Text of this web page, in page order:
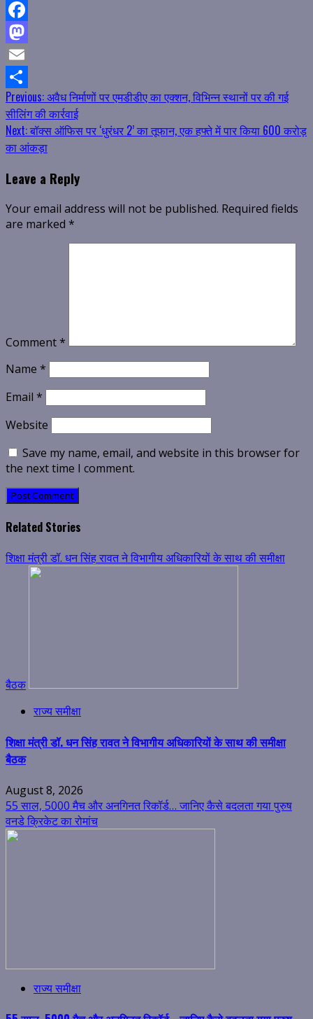
Facebook
Mastodon
Email
Share
Continue
Reading
Previous:अवैध निर्माणों पर एमडीडीए का एक्शन, विभिन्न स्थानों पर की गई
सीलिंग की कार्रवाई
Next:बॉक्स ऑफिस पर ‘धुरंधर 2’ का तूफान, एक हफ्ते में पार किया 600 करोड़
का आंकड़ा
Leave a Reply
Your email address will not be published. Required fields
are marked *
Comment*
Name *
Email *
Website
Save my name, email, and website in this browser for
the next time I comment.
Related Stories
शिक्षा मंत्री डॉ. धन सिंह रावत ने विभागीय अधिकारियों के साथ की समीक्षा
बैठक
राज्य समीक्षा
शिक्षा मंत्री डॉ. धन सिंह रावत ने विभागीय अधिकारियों के साथ की समीक्षा
बैठक
August 8, 2026
55 साल, 5000 मैच और अनगिनत रिकॉर्ड… जानिए कैसे बदलता गया पुरुष
वनडे क्रिकेट का रोमांच
राज्य समीक्षा